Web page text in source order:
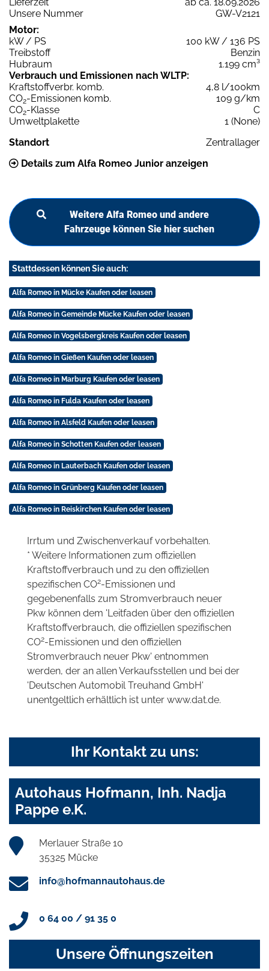
Unsere Nummer
GW-V2121
Motor:
kW / PS
100 kW / 136 PS
Treibstoff
Benzin
Hubraum
1.199 cm³
Verbrauch und Emissionen nach WLTP:
Kraftstoffverbr. komb.
4,8 l/100km
CO2-Emissionen komb.
109 g/km
CO2-Klasse
C
Umweltplakette
1 (None)
Standort
Zentrallager
Details zum Alfa Romeo Junior anzeigen
Weitere Alfa Romeo und andere
Fahrzeuge können Sie hier suchen
Stattdessen können Sie auch:
Alfa Romeo in Mücke Kaufen oder leasen
Alfa Romeo in Gemeinde Mücke Kaufen oder leasen
Alfa Romeo in Vogelsbergkreis Kaufen oder leasen
Alfa Romeo in Gießen Kaufen oder leasen
Alfa Romeo in Marburg Kaufen oder leasen
Alfa Romeo in Fulda Kaufen oder leasen
Alfa Romeo in Alsfeld Kaufen oder leasen
Alfa Romeo in Schotten Kaufen oder leasen
Alfa Romeo in Lauterbach Kaufen oder leasen
Alfa Romeo in Grünberg Kaufen oder leasen
Alfa Romeo in Reiskirchen Kaufen oder leasen
Irrtum und Zwischenverkauf vorbehalten.
* Weitere Informationen zum offiziellen
Kraftstoffverbrauch und zu den offiziellen
spezifischen CO2-Emissionen und
gegebenenfalls zum Stromverbrauch neuer
Pkw können dem 'Leitfaden über den offiziellen
Kraftstoffverbrauch, die offiziellen spezifischen
CO2-Emissionen und den offiziellen
Stromverbrauch neuer Pkw' entnommen
werden, der an allen Verkaufsstellen und bei der
'Deutschen Automobil Treuhand GmbH'
unentgeltlich erhältlich ist unter www.dat.de.
Ihr Kontakt zu uns:
Autohaus Hofmann, Inh. Nadja
Pappe e.K.
Merlauer Straße 10
35325 Mücke
info@hofmannautohaus.de
0 64 00 / 91 35 0
Unsere Öffnungszeiten